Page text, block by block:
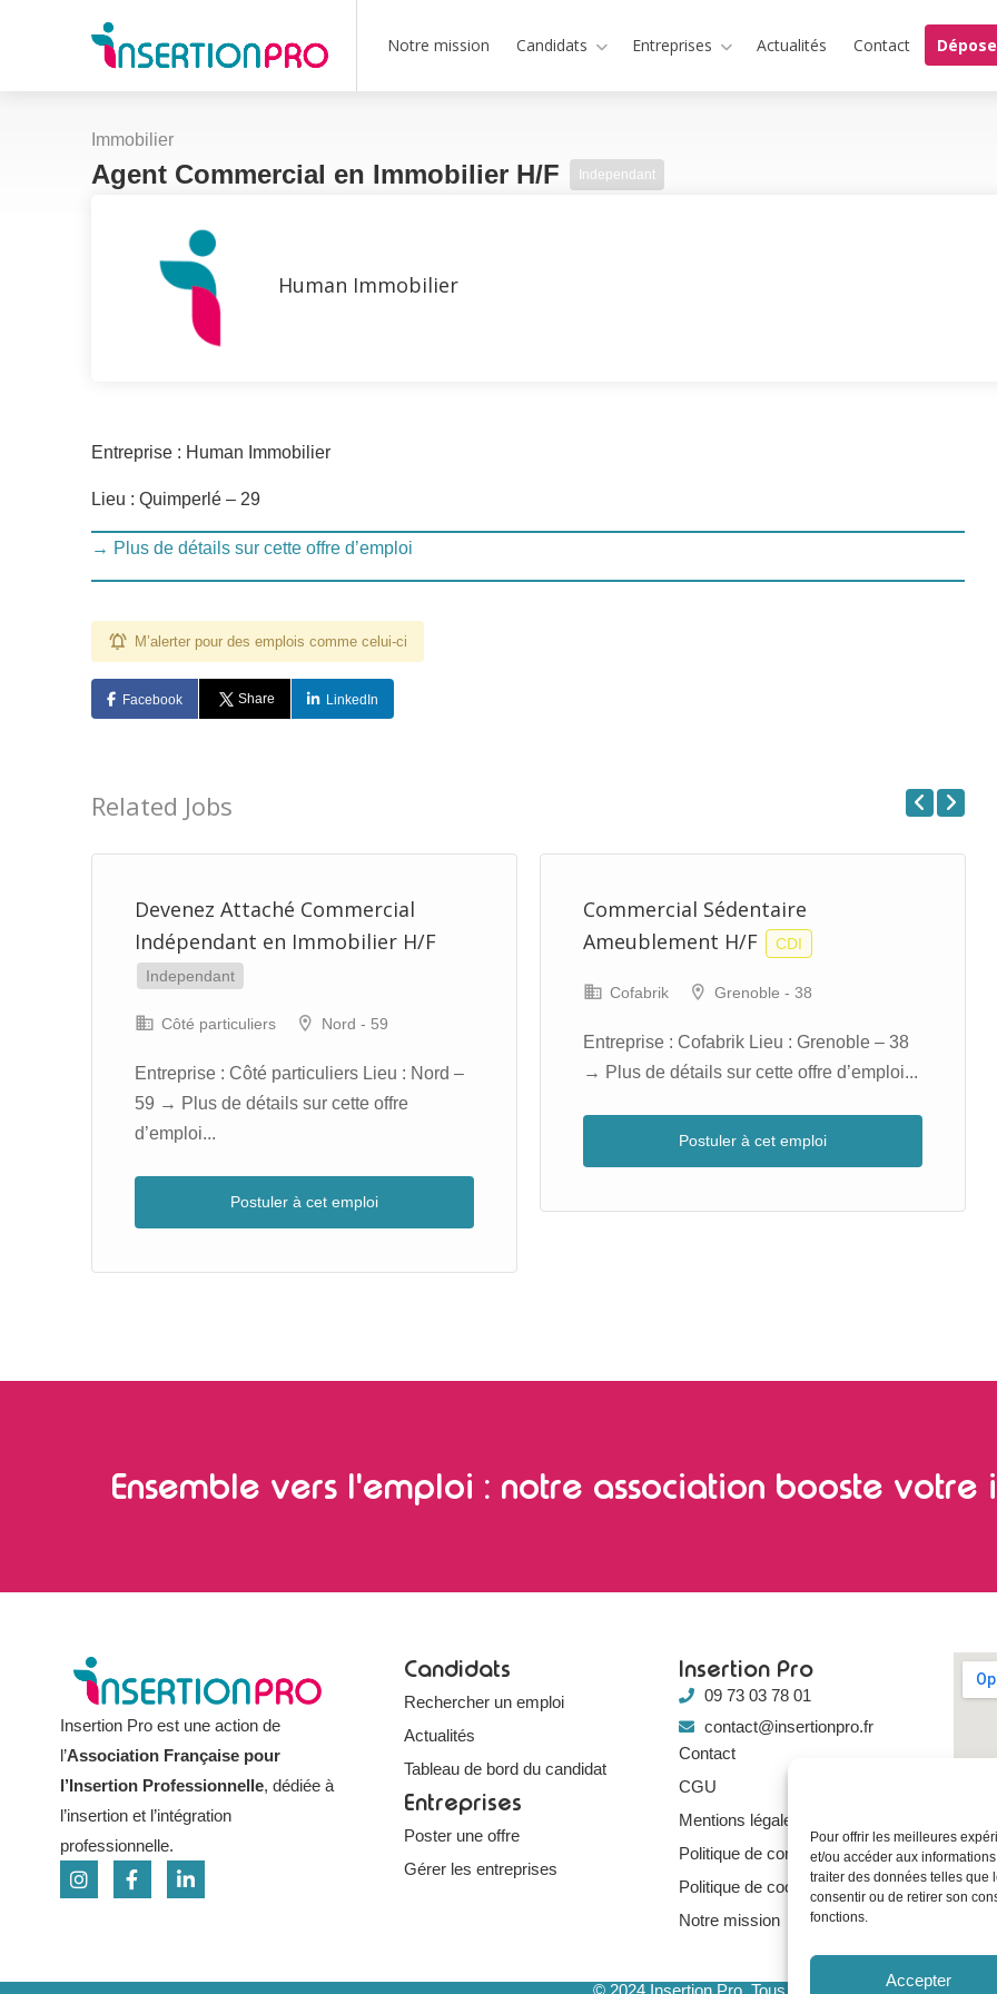
Pour offrir les meilleures
et/ou accéder aux
traiter des données telles que
consentir ou de retirer son
fonctions.
Accepter
Notre mission Candidats Entreprises Actualités Contact
Immobilier
Agent Commercial en Immobilier H/F Independant
Human Immobilier
Entreprise : Human Immobilier
Lieu : Quimperlé – 29
→ Plus de détails sur cette offre d’emploi
M’alerter pour des emplois comme celui-ci
Facebook Share LinkedIn
Related Jobs
Devenez Attaché Commercial
Indépendant en Immobilier H/F
Independant
Côté particuliers Nord - 59
Entreprise : Côté particuliers Lieu : Nord –
59 → Plus de détails sur cette offre
d’emploi...
Postuler à cet emploi
Commercial Sédentaire
Ameublement H/F
CDI
Cofabrik Grenoble - 38
Entreprise : Cofabrik Lieu : Grenoble – 38
→ Plus de détails sur cette offre d’emploi...
Postuler à cet emploi
Ensemble vers l'emploi : notre association booste votre
Insertion Pro est une action de
l’Association Française pour
l’Insertion Professionnelle, dédiée à
l’insertion et l’intégration
professionnelle.
Candidats
Rechercher un emploi
Actualités
Tableau de bord du candidat
Entreprises
Poster une offre
Gérer les entreprises
Insertion Pro
09 73 03 78 01
contact@insertionpro.fr
Contact
CGU
Mentions légales
Politique de confidentialité
Politique de cookies
Notre mission